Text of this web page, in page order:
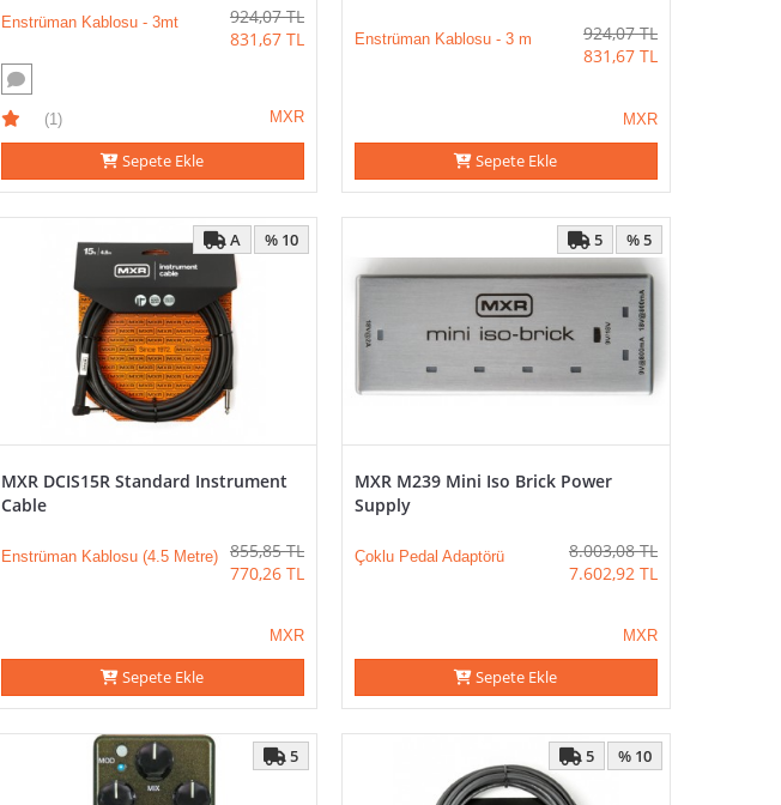
Enstrüman Kablosu - 3mt 924,07 TL
831,67 TL
(1) MXR
Sepete Ekle
Enstrüman Kablosu - 3 m 924,07 TL
831,67 TL
MXR
Sepete Ekle
% 10
A
MXR DCIS15R Standard Instrument
Cable
Enstrüman Kablosu (4.5 Metre) 855,85 TL
770,26 TL
MXR
Sepete Ekle
% 5
5
MXR M239 Mini Iso Brick Power
Supply
Çoklu Pedal Adaptörü 8.003,08 TL
7.602,92 TL
MXR
Sepete Ekle
5 % 10
5